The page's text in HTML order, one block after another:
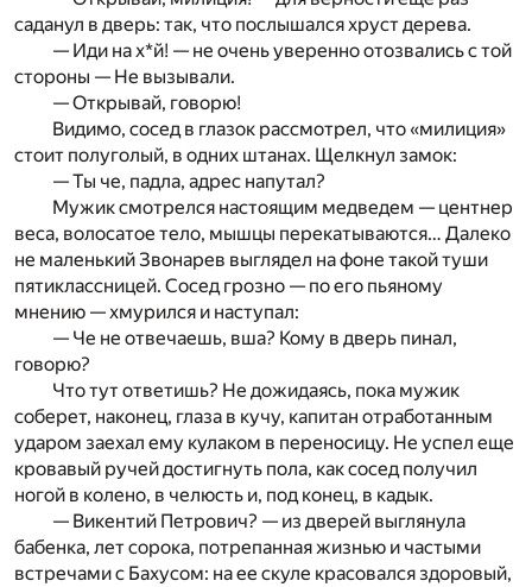
саданул в дверь: так, что послышался хруст дерева.
— Иди на х*й! — не очень уверенно отозвались с той
стороны — Не вызывали.
— Открывай, говорю!
Видимо, сосед в глазок рассмотрел, что «милиция»
стоит полуголый, в одних штанах. Щелкнул замок:
— Ты че, падла, адрес напутал?
Мужик смотрелся настоящим медведем — центнер
веса, волосатое тело, мышцы перекатываются… Далеко
не маленький Звонарев выглядел на фоне такой туши
пятиклассницей. Сосед грозно — по его пьяному
мнению — хмурился и наступал:
— Че не отвечаешь, вша? Кому в дверь пинал,
говорю?
Что тут ответишь? Не дожидаясь, пока мужик
соберет, наконец, глаза в кучу, капитан отработанным
ударом заехал ему кулаком в переносицу. Не успел еще
кровавый ручей достигнуть пола, как сосед получил
ногой в колено, в челюсть и, под конец, в кадык.
— Викентий Петрович? — из дверей выглянула
бабенка, лет сорока, потрепанная жизнью и частыми
встречами с Бахусом: на ее скуле красовался здоровый,